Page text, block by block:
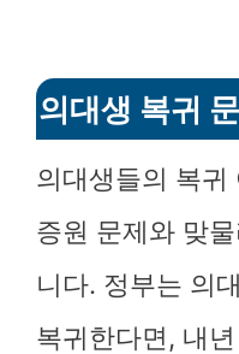
의대생 복귀
의대생들의 복귀
증원 문제와 맞
니다. 정부는 의
복귀한다면, 내